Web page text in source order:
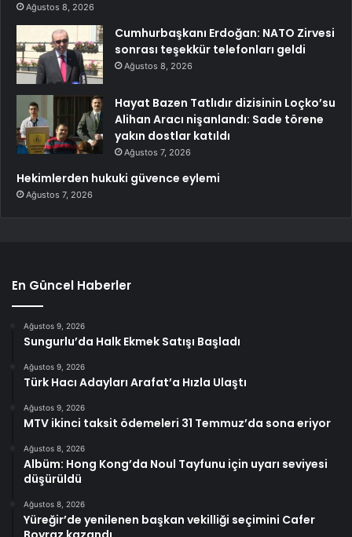
Ağustos 8, 2026
Cumhurbaşkanı Erdoğan: NATO Zirvesi
sonrası teşekkür telefonları geldi
Ağustos 8, 2026
Hayat Bazen Tatlıdır dizisinin Loçko’su
Alihan Aracı nişanlandı: Sade törene
yakın dostlar katıldı
Ağustos 7, 2026
Hekimlerden hukuki güvence eylemi
Ağustos 7, 2026
En Güncel Haberler
Ağustos 9, 2026
Sungurlu’da Halk Ekmek Satışı Başladı
Ağustos 9, 2026
Türk Hacı Adayları Arafat’a Hızla Ulaştı
Ağustos 9, 2026
MTV ikinci taksit ödemeleri 31 Temmuz’da sona eriyor
Ağustos 8, 2026
Albüm: Hong Kong’da Noul Tayfunu için uyarı seviyesi
düşürüldü
Ağustos 8, 2026
Yüreğir’de yenilenen başkan vekilliği seçimini Cafer